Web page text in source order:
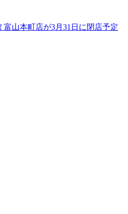
富山本町店が3月31日に閉店予定